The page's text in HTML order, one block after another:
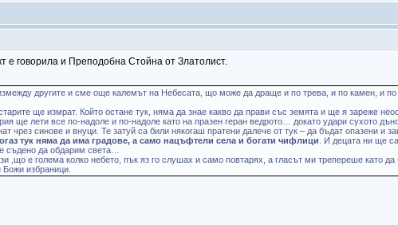
е говорила и Преподобна Стойна от Златолист.
другите и сме още калемът на Небесата, що може да драще и по трева, и по камен, и
ще измрат. Който остане тук, няма да знае какво да прави със земята и ще я зареже
ще лети все по-надоле и по-надоле като на празен геран ведрото… докато удари сухото
синове и внуци. Те затуй са били някогаш пратени далече от тук – да бъдат опазени и
тук няма да има градове, а само нацъфтели села и богати чифлици . И децата ни ще
съдено да обдарим света…
,що е голема колко небето, пък яз го слушах и само повтарях, а гласът ми трепереше като
Божи избраници.